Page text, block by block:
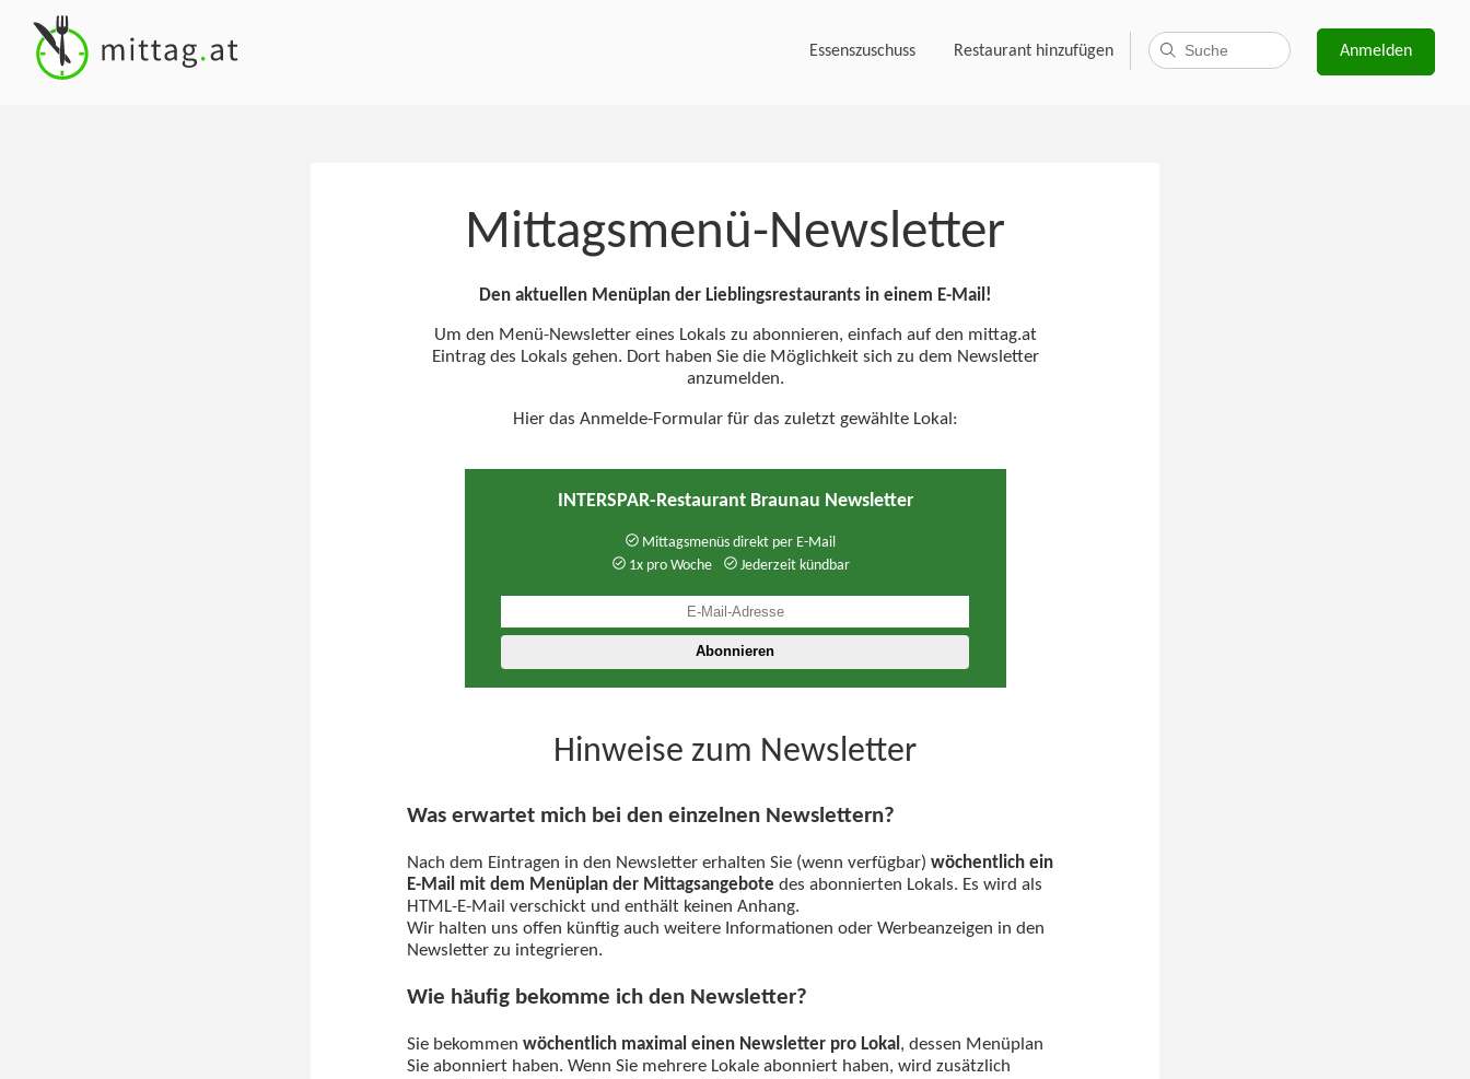
Essenszuschuss Restaurant hinzufügen Anmelden
Mittagsmenü-Newsletter
Den aktuellen Menüplan der Lieblingsrestaurants in einem E-Mail!
Um den Menü-Newsletter eines Lokals zu abonnieren, einfach auf den mittag.at
Eintrag des Lokals gehen. Dort haben Sie die Möglichkeit sich zu dem Newsletter
anzumelden.
Hier das Anmelde-Formular für das zuletzt gewählte Lokal:
INTERSPAR-Restaurant Braunau Newsletter
Mittagsmenüs direkt per E-Mail
1x pro Woche
Jederzeit kündbar
Hinweise zum Newsletter
Was erwartet mich bei den einzelnen Newslettern?
Nach dem Eintragen in den Newsletter erhalten Sie (wenn verfügbar) wöchentlich ein
E-Mail mit dem Menüplan der Mittagsangebote des abonnierten Lokals. Es wird als
HTML-E-Mail verschickt und enthält keinen Anhang.
Wir halten uns offen künftig auch weitere Informationen oder Werbeanzeigen in den
Newsletter zu integrieren.
Wie häufig bekomme ich den Newsletter?
Sie bekommen wöchentlich maximal einen Newsletter pro Lokal, dessen Menüplan
Sie abonniert haben. Wenn Sie mehrere Lokale abonniert haben, wird zusätzlich